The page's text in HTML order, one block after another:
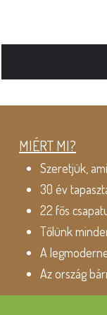
MIÉRT MI?
Szeretjük,
30 év
22 fős
Tőlünk
A
Az ország